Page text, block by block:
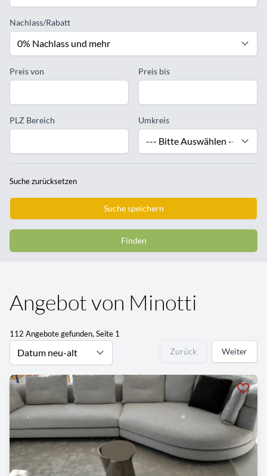
Nachlass/Rabatt
Preis von Preis bis
PLZ Bereich Umkreis
Suche zurücksetzen
Suche speichern
Finden
Angebot von Minotti
112 Angebote gefunden, Seite 1
Zurück Weiter